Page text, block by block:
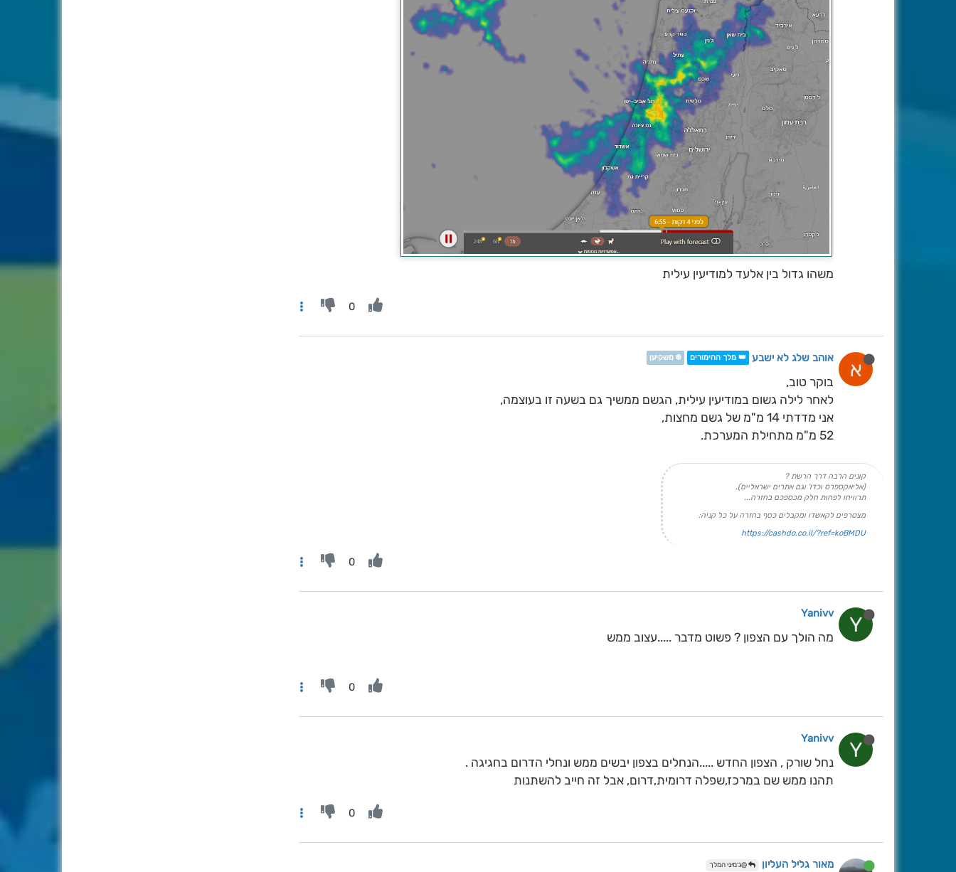
משהו גדול בין אלעד למודיעין עילית
0
א אוהב שלג לא ישבע 👑 מלך ההימורים ❄️ משקיען
בוקר טוב,
לאחר לילה גשום במודיעין עילית, הגשם ממשיך גם בשעה זו בעוצמה,
אני מדדתי 14 מ"מ של גשם מחצות,
52 מ"מ מתחילת המערכת.
קונים הרבה דרך הרשת ?
(אליאקספרס וכדו' וגם אתרים ישראליים),
תרוויחו לפחות חלק מכספכם בחזרה...
מצטרפים לקאשדו ומקבלים כסף בחזרה על כל קניה:
https://cashdo.co.il/?ref=koBMDU
0
Y
Yanivv
מה הולך עם הצפון ? פשוט מדבר .....עצוב ממש
0
Y
Yanivv
נחל שורק , הצפון החדש .....הנחלים בצפון יבשים ממש ונחלי הדרום בחגיגה .
תהנו ממש שם במרכז,שפלה דרומית,דרום, אבל זה חייב להשתנות
0
מאור גליל העליון @ג׳מיני המלך